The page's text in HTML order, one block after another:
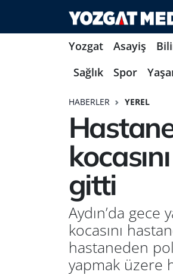
Yozgat Asayiş
Sağlık
Spor
HABERLER YEREL
gitti
Aydın’da
kocasını
hastaneden
yapmak üzere